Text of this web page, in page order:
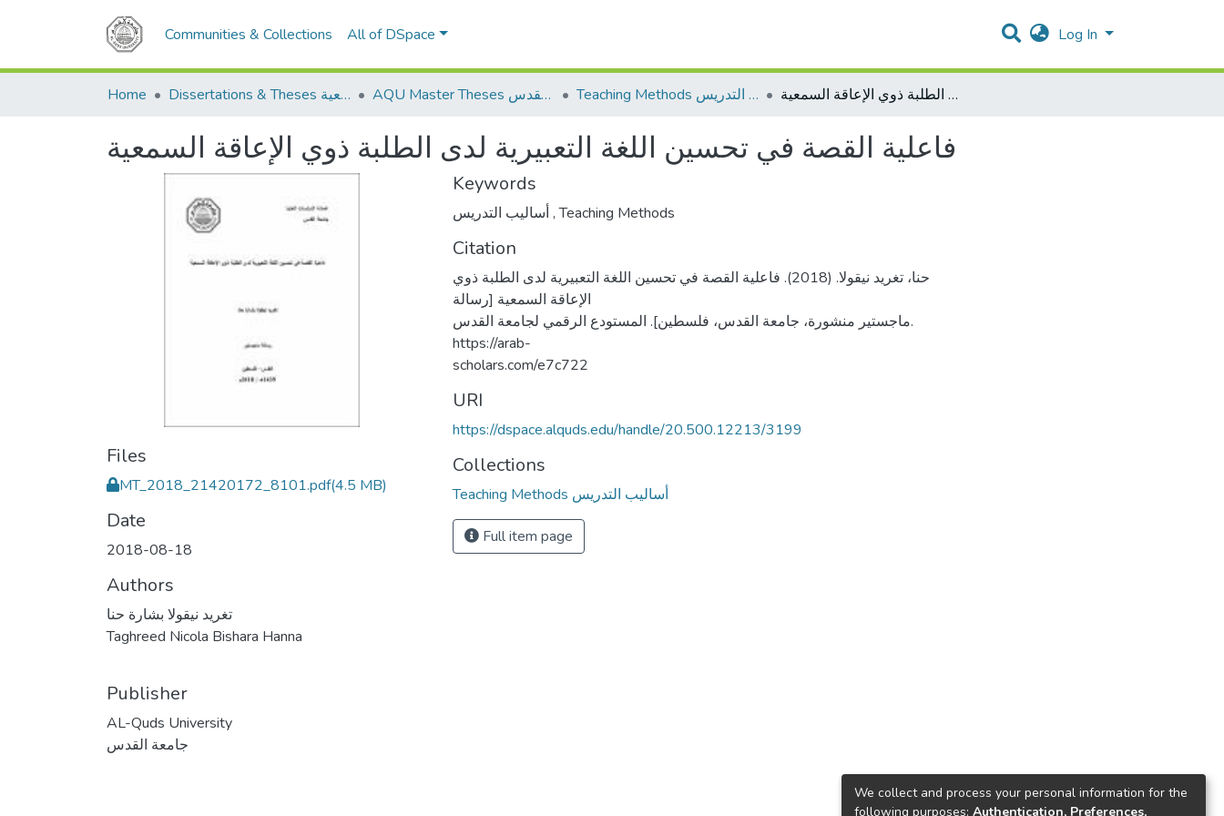
Communities & Collections All of DSpace Log In
Home Dissertations & Theses الرسائل الجامعية AQU Master Theses الرسائل الجامعية الخاصة بجامعة القدس Teaching Methods أساليب التدريس فاعلية القصة في تحسين اللغة التعبيرية لدى الطلبة ذوي الإعاقة السمعية
فاعلية القصة في تحسين اللغة التعبيرية لدى الطلبة ذوي الإعاقة السمعية
Files
MT_2018_21420172_8101.pdf(4.5 MB)
Date
2018-08-18
Authors
تغريد نيقولا بشارة حنا
Taghreed Nicola Bishara Hanna
Publisher
AL-Quds University
جامعة القدس
Keywords
,Teaching Methods
Citation
حنا، تغريد نيقولا. (2018). فاعلية القصة في تحسين اللغة التعبيرية لدى الطلبة ذوي
الإعاقة السمعية [رسالة
ماجستير منشورة، جامعة القدس، فلسطين]. المستودع الرقمي لجامعة القدس.
https://arab-
scholars.com/e7c722
URI
https://dspace.alquds.edu/handle/20.500.12213/3199
Collections
Teaching Methods أساليب التدريس
Full item page
We collect and process your personal information for the
following purposes: Authentication, Preferences,